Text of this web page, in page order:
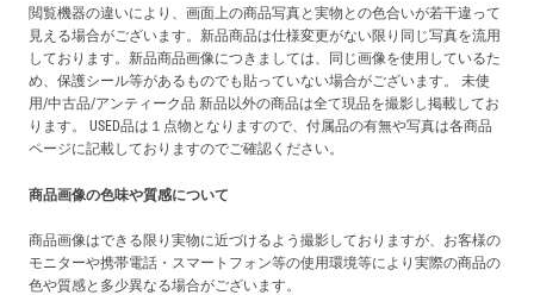
閲覧機器の違いにより、画面上の商品写真と実物との色合いが若干違って
見える場合がございます。新品商品は仕様変更がない限り同じ写真を流用
しております。新品商品画像につきましては、同じ画像を使用しているた
め、保護シール等があるものでも貼っていない場合がございます。 未使
用/中古品/アンティーク品 新品以外の商品は全て現品を撮影し掲載してお
ります。 USED品は１点物となりますので、付属品の有無や写真は各商品
ページに記載しておりますのでご確認ください。
商品画像の色味や質感について
商品画像はできる限り実物に近づけるよう撮影しておりますが、お客様の
モニターや携帯電話・スマートフォン等の使用環境等により実際の商品の
色や質感と多少異なる場合がございます。